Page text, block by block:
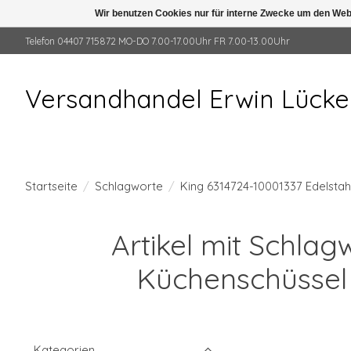
Telefon 04407 715872 MO-DO 7.00-17.00Uhr FR 7.00-13.00Uhr
Versandhandel Erwin
Startseite / Schlagworte / King 6314724-10001337
Artikel mit
Wir benutzen Cookies nur für interne Zwecke um den